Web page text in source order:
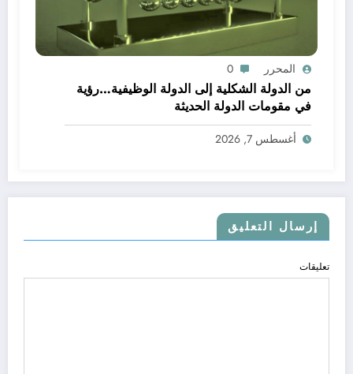
المحرر 0
من الدولة الشكلية إلى الدولة الوظيفية…رؤية
في مقومات الدولة الحديثة
أغسطس 7, 2026
إرسال التعليق
تعليقات